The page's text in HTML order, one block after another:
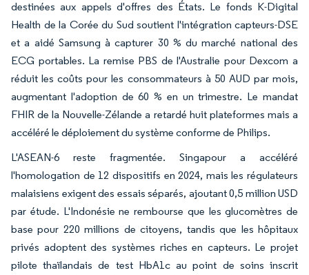
destinées aux appels d'offres des États. Le fonds K-Digital
Health de la Corée du Sud soutient l'intégration capteurs-DSE
et a aidé Samsung à capturer 30 % du marché national des
ECG portables. La remise PBS de l'Australie pour Dexcom a
réduit les coûts pour les consommateurs à 50 AUD par mois,
augmentant l'adoption de 60 % en un trimestre. Le mandat
FHIR de la Nouvelle-Zélande a retardé huit plateformes mais a
accéléré le déploiement du système conforme de Philips.
L'ASEAN-6 reste fragmentée. Singapour a accéléré
l'homologation de 12 dispositifs en 2024, mais les régulateurs
malaisiens exigent des essais séparés, ajoutant 0,5 million USD
par étude. L'Indonésie ne rembourse que les glucomètres de
base pour 220 millions de citoyens, tandis que les hôpitaux
privés adoptent des systèmes riches en capteurs. Le projet
pilote thaïlandais de test HbA1c au point de soins inscrit